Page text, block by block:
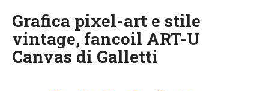
Grafica pixel-art e stile
vintage, fancoil ART-U
Canvas di Galletti